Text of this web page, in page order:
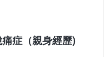
症（親身經歷)